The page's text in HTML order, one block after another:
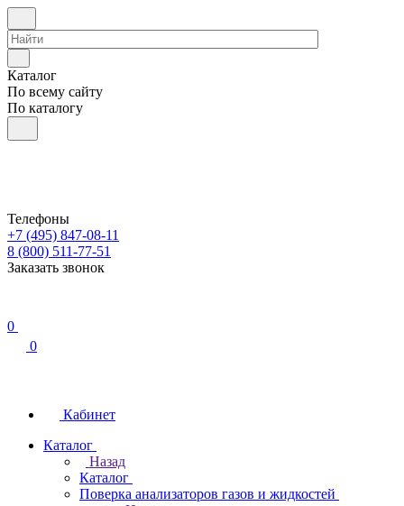
Каталог
По всему сайту
По каталогу
Телефоны
+7 (495) 847-08-11
8 (800) 511-77-51
Заказать звонок
0
0
Кабинет
Каталог
Назад
Каталог
Поверка анализаторов газов и жидкостей